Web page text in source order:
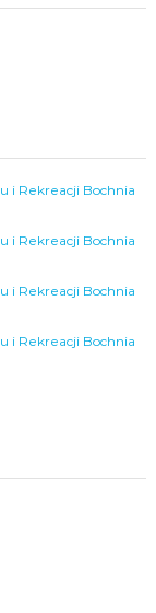
i Rekreacji Bochnia
i Rekreacji Bochnia
i Rekreacji Bochnia
i Rekreacji Bochnia